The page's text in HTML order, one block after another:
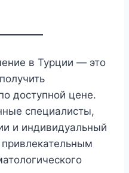
в Турции — это
доступной цене.
специалисты,
и индивидуальный